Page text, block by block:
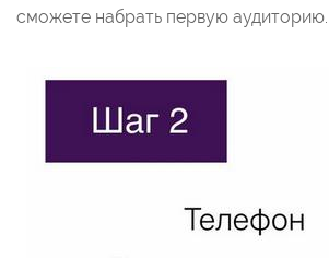
сможете набрать первую аудиторию.